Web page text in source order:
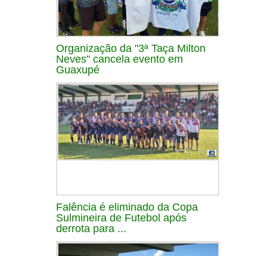
Organização da "3ª Taça Milton
Neves" cancela evento em
Guaxupé
Falência é eliminado da Copa
Sulmineira de Futebol após
derrota para ...